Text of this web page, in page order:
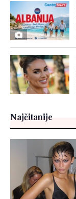
Najčitanije